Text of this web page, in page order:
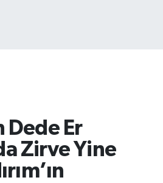
Dede Er
Zirve Yine